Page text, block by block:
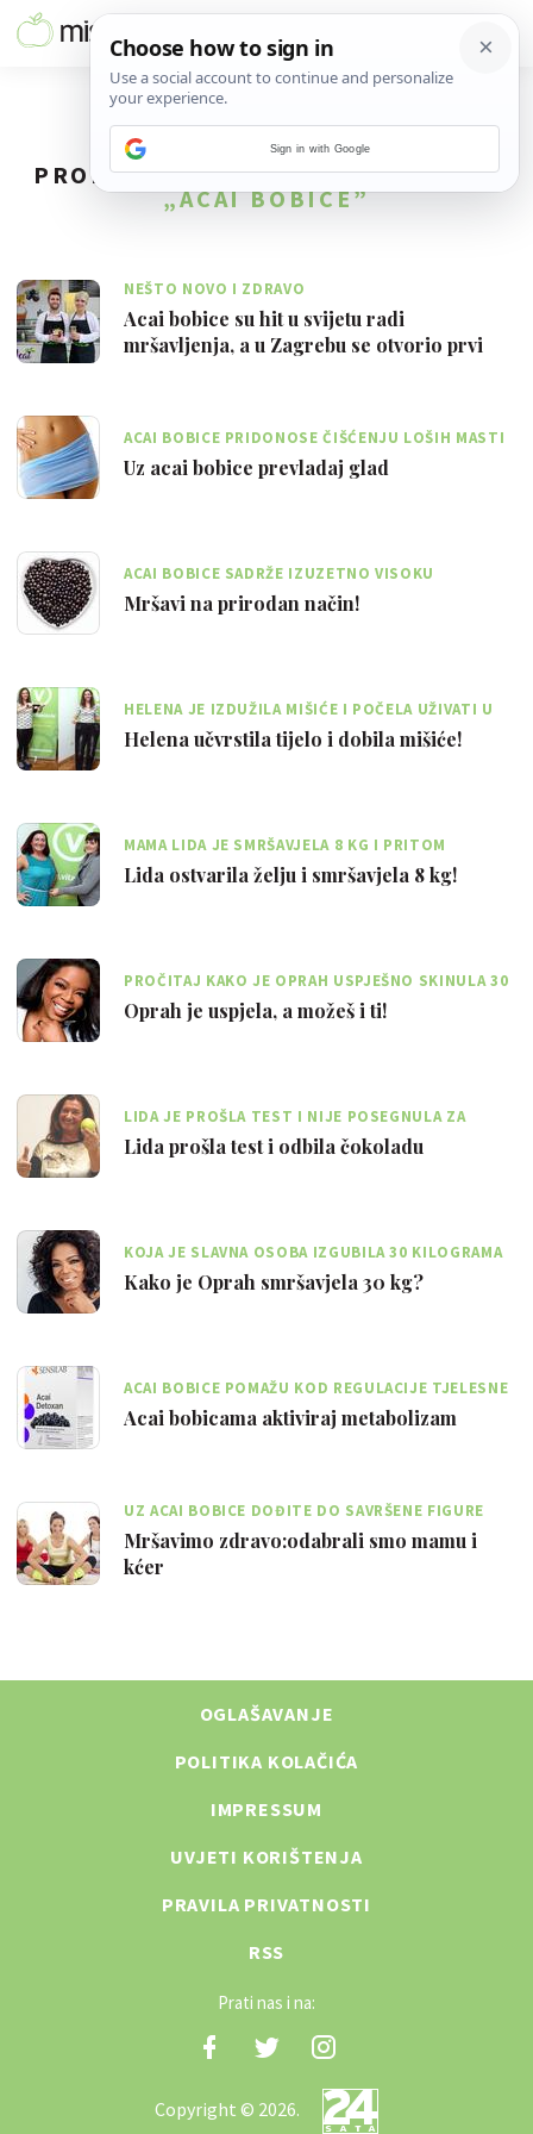
PRONAĐENO10REZULTATA ZA TAG
„ACAI BOBICE”
NEŠTO NOVO I ZDRAVO
Acai bobice su hit u svijetu radi
mršavljenja, a u Zagrebu se otvorio prvi
ACAI BOBICE PRIDONOSE ČIŠĆENJU LOŠIH MASTI
IZ TIJELA I OMOGUĆAVAJU MRŠAVLJENJE
Uz acai bobice prevladaj glad
ACAI BOBICE SADRŽE IZUZETNO VISOKU
KONCENTRACIJU ANTIOKSIDANSA
Mršavi na prirodan način!
HELENA JE IZDUŽILA MIŠIĆE I POČELA UŽIVATI U
ZDRAVOJ PREHRANI
Helena učvrstila tijelo i dobila mišiće!
MAMA LIDA JE SMRŠAVJELA 8 KG I PRITOM
PREMAŠILA SVOJA OČEKIVANJA!
Lida ostvarila želju i smršavjela 8 kg!
PROČITAJ KAKO JE OPRAH USPJEŠNO SKINULA 30
KILOGRAMA
Oprah je uspjela, a možeš i ti!
LIDA JE PROŠLA TEST I NIJE POSEGNULA ZA
ČOKOLADOM
Lida prošla test i odbila čokoladu
KOJA JE SLAVNA OSOBA IZGUBILA 30 KILOGRAMA
POMOĆU ACAI BOBICA?
Kako je Oprah smršavjela 30 kg?
ACAI BOBICE POMAŽU KOD REGULACIJE TJELESNE
TEŽINE I DETOKSIKACIJE ORGANIZMA
Acai bobicama aktiviraj metabolizam
UZ ACAI BOBICE DOĐITE DO SAVRŠENE FIGURE
Mršavimo zdravo:odabrali smo mamu i
kćer
OGLAŠAVANJE
POLITIKA KOLAČIĆA
IMPRESSUM
UVJETI KORIŠTENJA
PRAVILA PRIVATNOSTI
RSS
Prati nas i na:
Copyright © 2026.
Sign in with Google